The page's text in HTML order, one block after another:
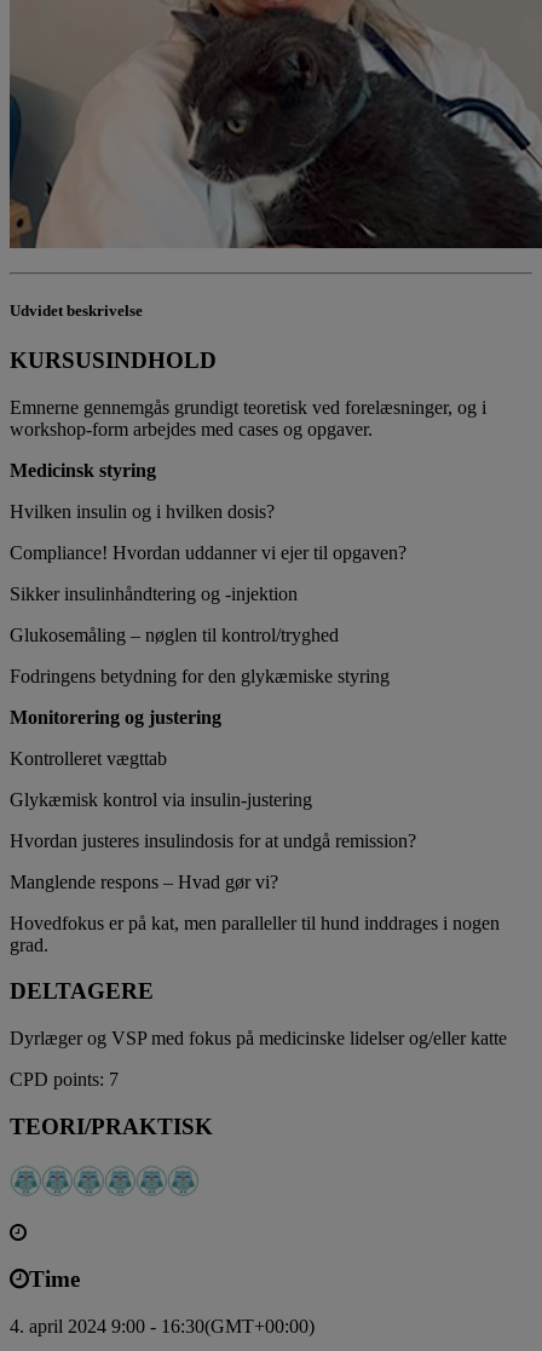
Udvidet beskrivelse
KURSUSINDHOLD
Emnerne gennemgås grundigt teoretisk ved forelæsninger, og i
workshop-form arbejdes med cases og opgaver.
Medicinsk styring
Hvilken insulin og i hvilken dosis?
Compliance! Hvordan uddanner vi ejer til opgaven?
Sikker insulinhåndtering og -injektion
Glukosemåling – nøglen til kontrol/tryghed
Fodringens betydning for den glykæmiske styring
Monitorering og justering
Kontrolleret vægttab
Glykæmisk kontrol via insulin-justering
Hvordan justeres insulindosis for at undgå remission?
Manglende respons – Hvad gør vi?
Hovedfokus er på kat, men paralleller til hund inddrages i nogen
grad.
DELTAGERE
Dyrlæger og VSP med fokus på medicinske lidelser og/eller katte
CPD points: 7
TEORI/PRAKTISK
Time
4. april 2024 9:00 - 16:30(GMT+00:00)